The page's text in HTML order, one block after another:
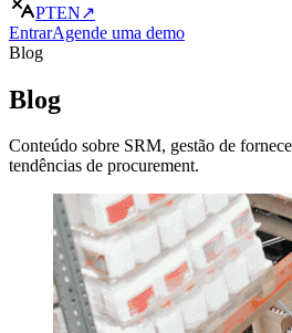
PTEN↗
EntrarAgende uma demo
Blog
Blog
Conteúdo sobre SRM, gestão de
tendências de procurement.